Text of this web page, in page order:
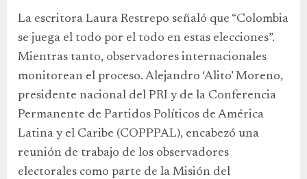
La escritora Laura Restrepo señaló que “Colombia
se juega el todo por el todo en estas elecciones”.
Mientras tanto, observadores internacionales
monitorean el proceso. Alejandro ‘Alito’ Moreno,
presidente nacional del PRI y de la Conferencia
Permanente de Partidos Políticos de América
Latina y el Caribe (COPPPAL), encabezó una
reunión de trabajo de los observadores
electorales como parte de la Misión del